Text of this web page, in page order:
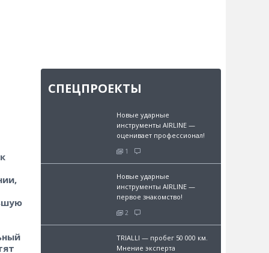
СПЕЦПРОЕКТЫ
Новые ударные
инструменты AIRLINE —
оценивает профессионал!
1
Новые ударные
инструменты AIRLINE —
первое знакомство!
2
TRIALLI — пробег 50 000 км.
Мнение эксперта